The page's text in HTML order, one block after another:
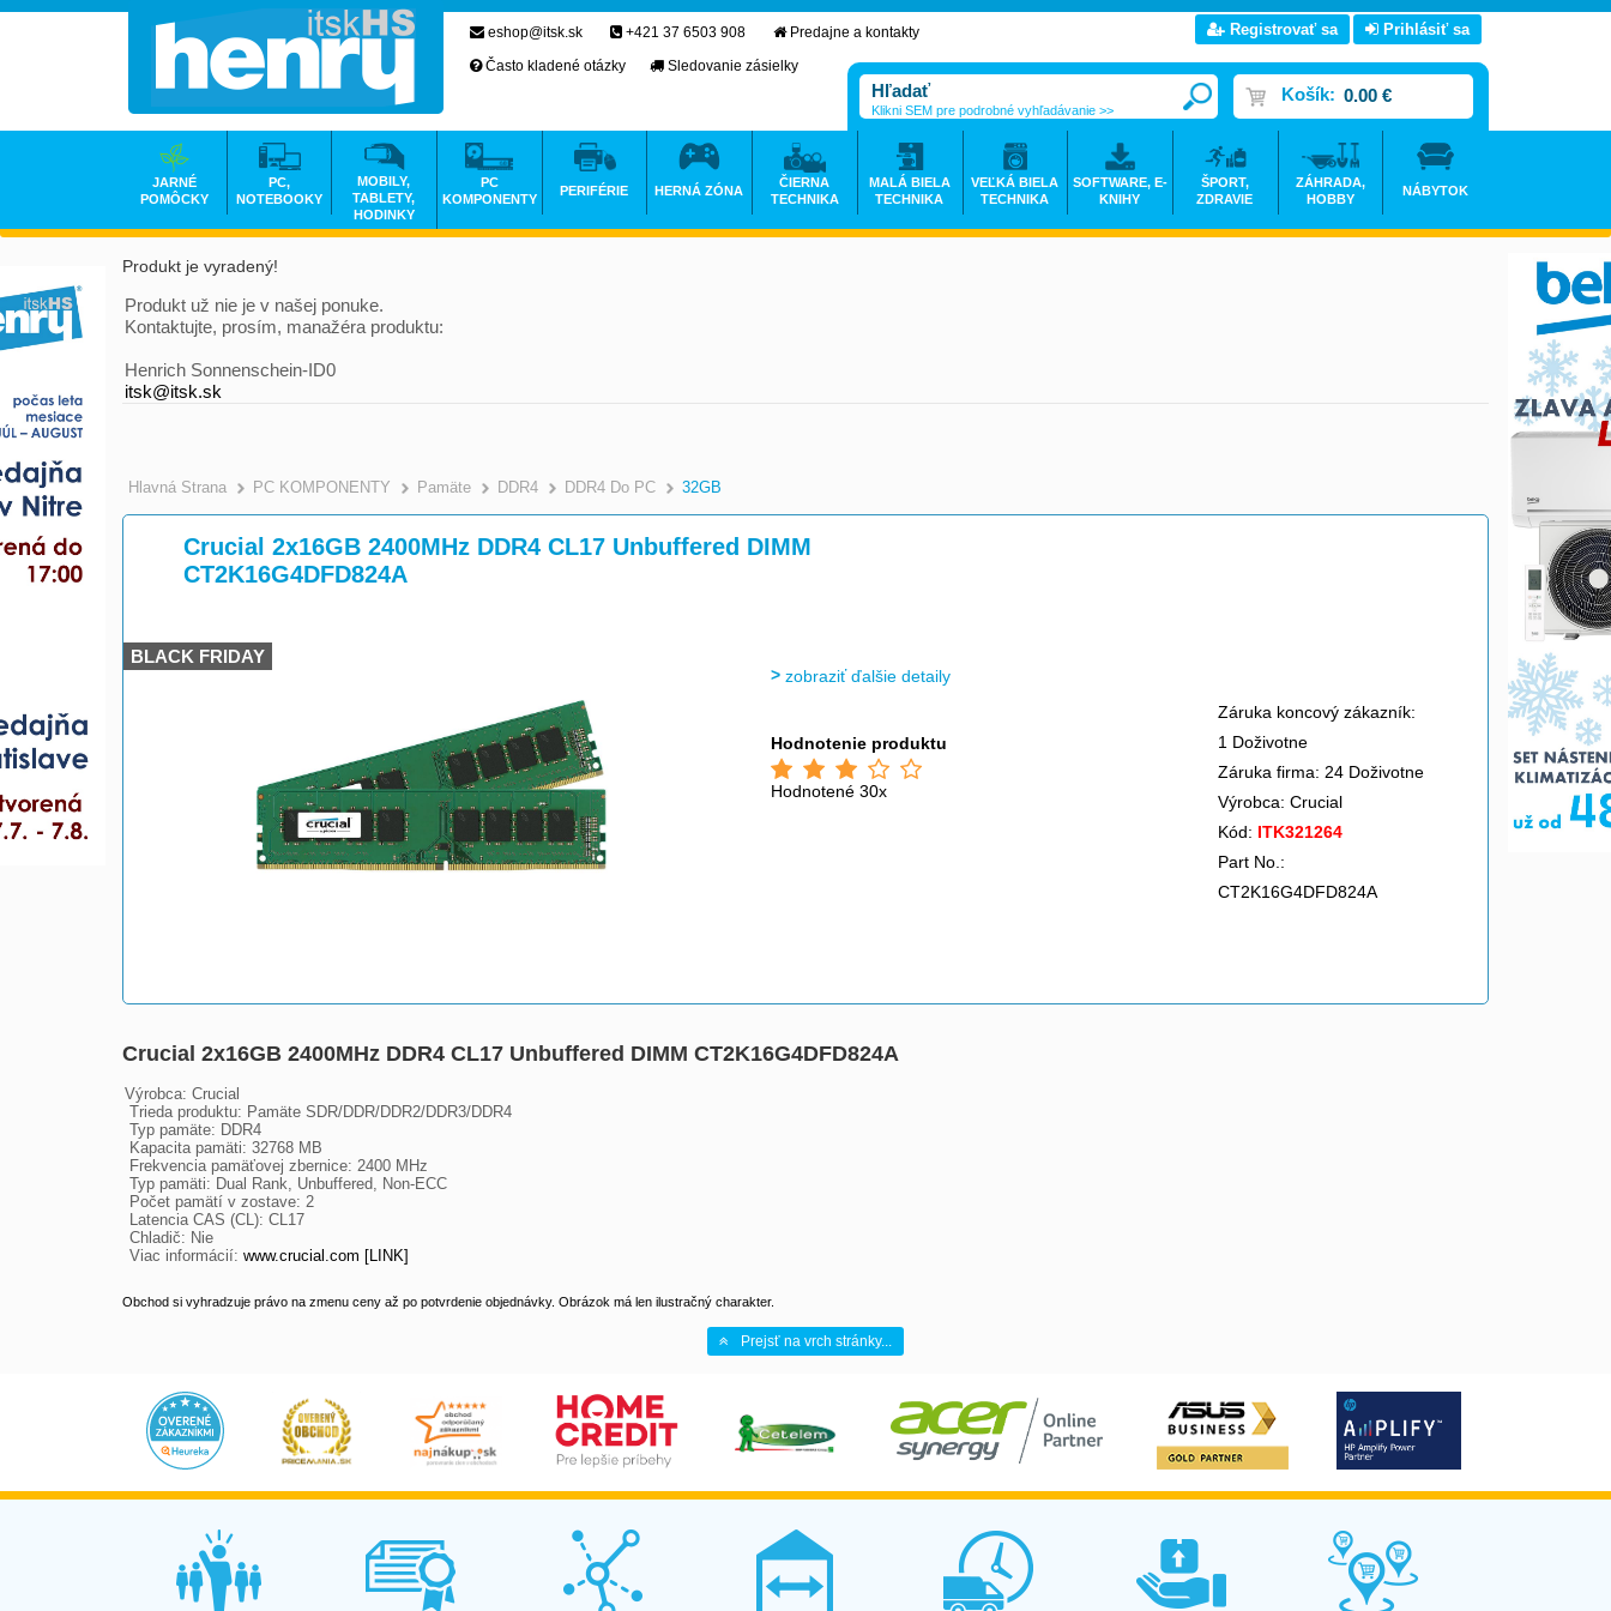
Produkt je vyradený!
Produkt už nie je v našej ponuke.
Kontaktujte, prosím, manažéra produktu:
Henrich Sonnenschein-ID0
itsk@itsk.sk
Hlavná Strana >
PC KOMPONENTY >
Pamäte >
DDR4 >
DDR4 Do PC >
32GB
Crucial 2x16GB 2400MHz DDR4 CL17 Unbuffered DIMM
CT2K16G4DFD824A
BLACK FRIDAY
zobraziť ďalšie detaily
Hodnotenie produktu
Hodnotené 30x
Záruka koncový zákazník:
1 Doživotne
Záruka firma: 24 Doživotne
Výrobca: Crucial
Kód: ITK321264
Part No.:
CT2K16G4DFD824A
Crucial 2x16GB 2400MHz DDR4 CL17 Unbuffered DIMM CT2K16G4DFD824A
Výrobca: Crucial
Viac informácií: www.crucial.com [LINK]
Obchod si vyhradzuje právo na zmenu ceny až po potvrdenie objednávky. Obrázok má len ilustračný charakter.
Prejsť na vrch stránky...
eshop@itsk.sk +421 37 6503 908
Predajne a kontakty
Často kladené otázky
Sledovanie zásielky
Registrovať sa Prihlásiť sa
Košík: 0.00 €
Klikni SEM pre podrobné vyhľadávanie >>
JARNÉ
POMÔCKY
PC,
NOTEBOOKY
MOBILY,
TABLETY,
HODINKY
PC
KOMPONENTY
PERIFÉRIE HERNÁ ZÓNA
ČIERNA
TECHNIKA
MALÁ BIELA
TECHNIKA
VEĽKÁ BIELA
TECHNIKA
SOFTWARE, E-
KNIHY
ŠPORT,
ZDRAVIE
ZÁHRADA,
HOBBY
NÁBYTOK